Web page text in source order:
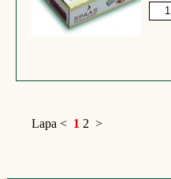
Lapa < 1 2 >